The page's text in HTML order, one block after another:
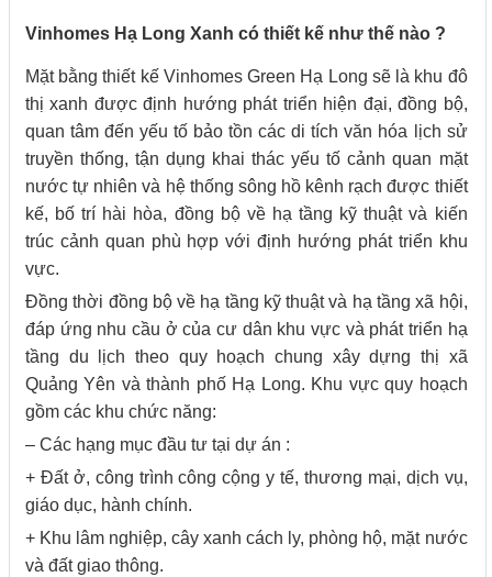
Vinhomes Hạ Long Xanh có thiết kế như thế nào ?
Mặt bằng thiết kế Vinhomes Green Hạ Long sẽ là khu đô
thị xanh được định hướng phát triển hiện đại, đồng bộ,
quan tâm đến yếu tố bảo tồn các di tích văn hóa lịch sử
truyền thống, tận dụng khai thác yếu tố cảnh quan mặt
nước tự nhiên và hệ thống sông hồ kênh rạch được thiết
kế, bố trí hài hòa, đồng bộ về hạ tầng kỹ thuật và kiến
trúc cảnh quan phù hợp với định hướng phát triển khu
vực.
Đồng thời đồng bộ về hạ tầng kỹ thuật và hạ tầng xã hội,
đáp ứng nhu cầu ở của cư dân khu vực và phát triển hạ
tầng du lịch theo quy hoạch chung xây dựng thị xã
Quảng Yên và thành phố Hạ Long. Khu vực quy hoạch
gồm các khu chức năng:
– Các hạng mục đầu tư tại dự án :
+ Đất ở, công trình công cộng y tế, thương mại, dịch vụ,
giáo dục, hành chính.
+ Khu lâm nghiệp, cây xanh cách ly, phòng hộ, mặt nước
và đất giao thông.